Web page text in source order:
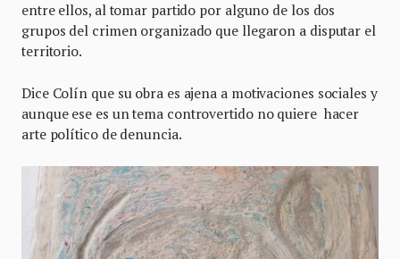
entre ellos, al tomar partido por alguno de los dos
grupos del crimen organizado que llegaron a disputar el
territorio.
Dice Colín que su obra es ajena a motivaciones sociales y
aunque ese es un tema controvertido no quiere hacer
arte político de denuncia.